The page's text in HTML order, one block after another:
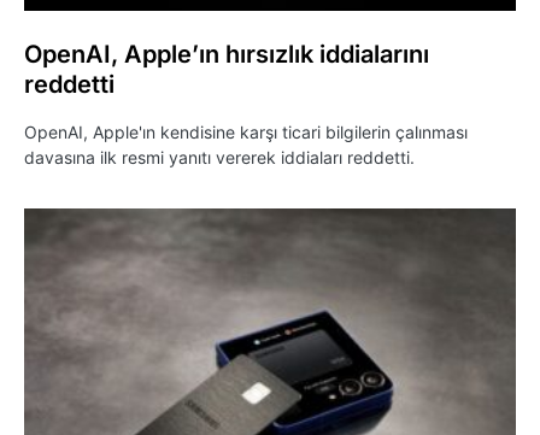
OpenAI, Apple’ın hırsızlık iddialarını
reddetti
OpenAI, Apple'ın kendisine karşı ticari bilgilerin çalınması
davasına ilk resmi yanıtı vererek iddiaları reddetti.